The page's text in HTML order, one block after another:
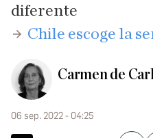
diferente
Chile escoge la
Carmen de
06 sep. 2022 - 04:25